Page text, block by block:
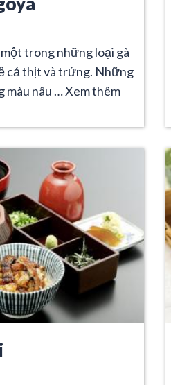
trong những loại gà
cả thịt và trứng. Những
màu nâu …Xem thêm